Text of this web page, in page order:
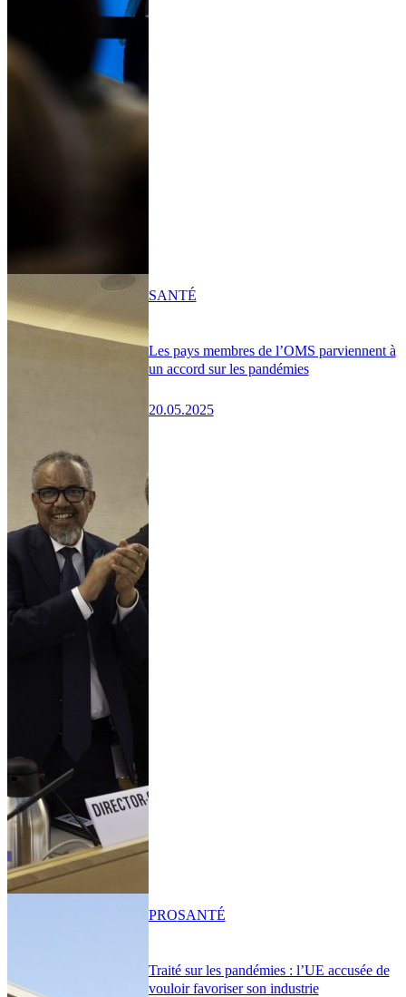
Les pays membres de l’OMS parviennent à
un accord sur les pandémies
20.05.2025
SANTÉ
Traité sur les pandémies : l’UE accusée de
vouloir favoriser son industrie
PROSANTÉ